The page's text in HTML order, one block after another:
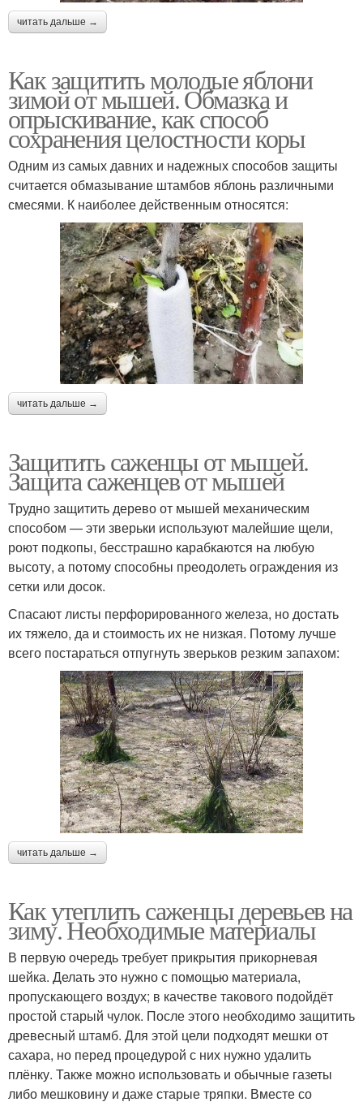
читать дальше →
Как защитить молодые яблони
зимой от мышей. Обмазка и
опрыскивание, как способ
сохранения целостности коры
Одним из самых давних и надежных способов защиты
считается обмазывание штамбов яблонь различными
смесями. К наиболее действенным относятся:
читать дальше →
Защитить саженцы от мышей.
Защита саженцев от мышей
Трудно защитить дерево от мышей механическим
способом — эти зверьки используют малейшие щели,
роют подкопы, бесстрашно карабкаются на любую
высоту, а потому способны преодолеть ограждения из
сетки или досок.
Спасают листы перфорированного железа, но достать
их тяжело, да и стоимость их не низкая. Потому лучше
всего постараться отпугнуть зверьков резким запахом:
читать дальше →
Как утеплить саженцы деревьев на
зиму. Необходимые материалы
В первую очередь требует прикрытия прикорневая
шейка. Делать это нужно с помощью материала,
пропускающего воздух; в качестве такового подойдёт
простой старый чулок. После этого необходимо защитить
древесный штамб. Для этой цели подходят мешки от
сахара, но перед процедурой с них нужно удалить
плёнку. Также можно использовать и обычные газеты
либо мешковину и даже старые тряпки. Вместе со